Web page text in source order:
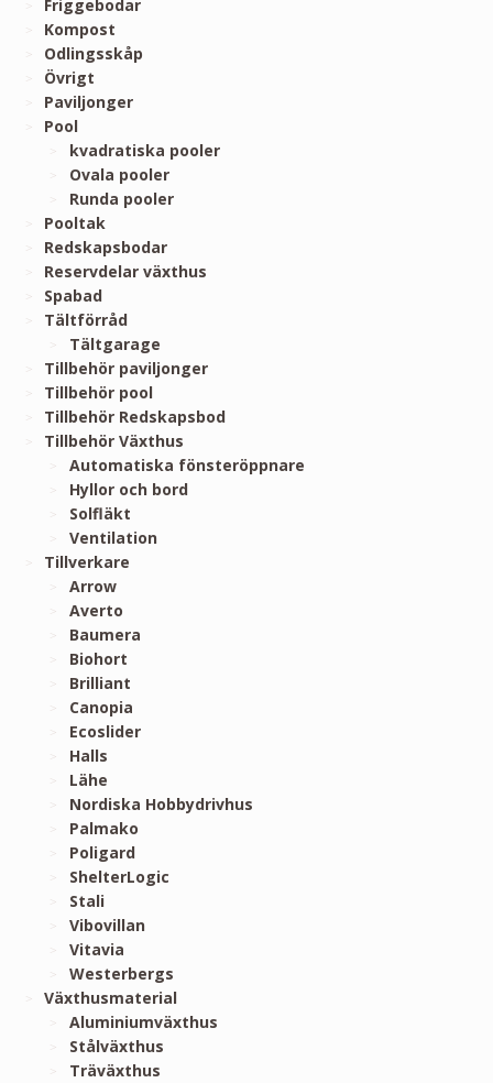
Friggebodar
Kompost
Odlingsskåp
Övrigt
Paviljonger
Pool
kvadratiska pooler
Ovala pooler
Runda pooler
Pooltak
Redskapsbodar
Reservdelar växthus
Spabad
Tältförråd
Tältgarage
Tillbehör paviljonger
Tillbehör pool
Tillbehör Redskapsbod
Tillbehör Växthus
Automatiska fönsteröppnare
Hyllor och bord
Solfläkt
Ventilation
Tillverkare
Arrow
Averto
Baumera
Biohort
Brilliant
Canopia
Ecoslider
Halls
Lähe
Nordiska Hobbydrivhus
Palmako
Poligard
ShelterLogic
Stali
Vibovillan
Vitavia
Westerbergs
Växthusmaterial
Aluminiumväxthus
Stålväxthus
Träväxthus